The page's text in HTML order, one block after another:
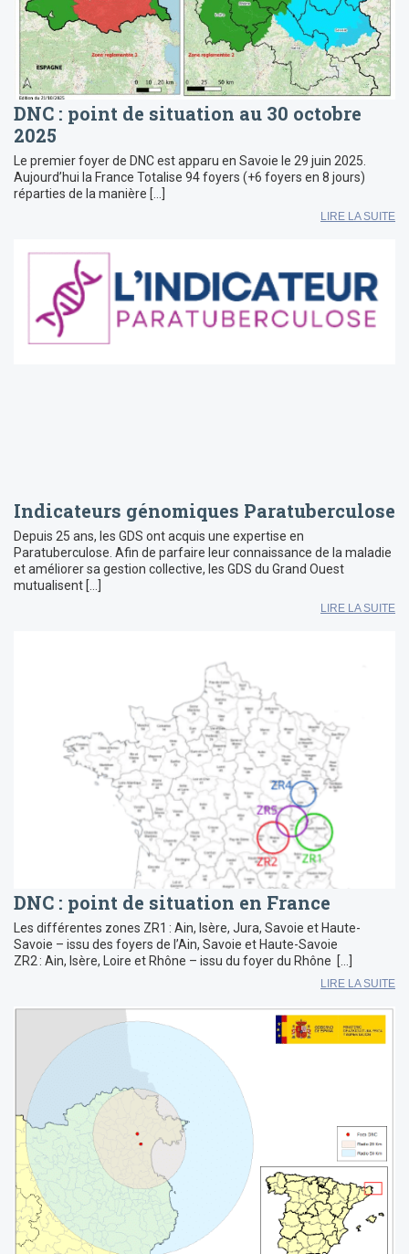
DNC : point de situation au 30 octobre
2025
Le premier foyer de DNC est apparu en Savoie le 29 juin 2025.
Aujourd’hui la France Totalise 94 foyers (+6 foyers en 8 jours)
réparties de la manière […]
LIRE LA SUITE
Indicateurs génomiques Paratuberculose
Depuis 25 ans, les GDS ont acquis une expertise en
Paratuberculose. Afin de parfaire leur connaissance de la maladie
et améliorer sa gestion collective, les GDS du Grand Ouest
mutualisent […]
LIRE LA SUITE
DNC : point de situation en France
Les différentes zones ZR1 : Ain, Isère, Jura, Savoie et Haute-
Savoie – issu des foyers de l’Ain, Savoie et Haute-Savoie
ZR2 : Ain, Isère, Loire et Rhône – issu du foyer du Rhône […]
LIRE LA SUITE